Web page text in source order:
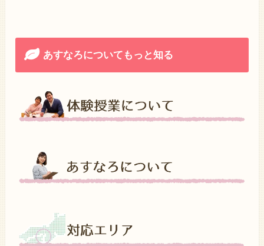
あすなろについてもっと知る